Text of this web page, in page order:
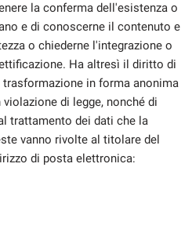
la conferma dell'esistenza o
e di conoscerne il contenuto e
o chiederne l'integrazione o
Ha altresì il diritto di
in forma anonima
di legge, nonché di
trattamento dei dati che la
vanno rivolte al titolare del
di posta elettronica: